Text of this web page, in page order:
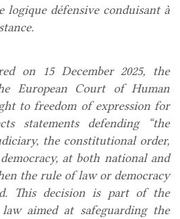
logique défensive conduisant à
on 15 December 2025, the
European Court of Human
to freedom of expression for
statements defending “the
the constitutional order,
at both national and
the rule of law or democracy
This decision is part of the
aimed at safeguarding the